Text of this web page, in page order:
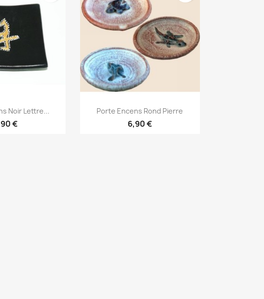
rapide
Noir Lettre...
€
Aperçu rapide
Porte Encens Rond Pierre
6,90 €